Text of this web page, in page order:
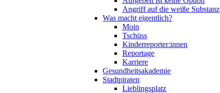
Angriff auf die weiße Substanz
Was macht eigentlich?
Moin
Tschüss
Kinderreporter:innen
Reportage
Karriere
Gesundheitsakademie
Stadtpiraten
Lieblingsplatz